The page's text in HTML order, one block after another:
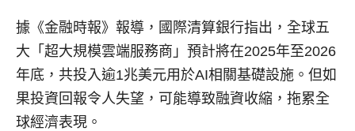
據《金融時報》報導，國際清算銀行指出，全球五
大「超大規模雲端服務商」預計將在2025年至2026
年底，共投入逾1兆美元用於AI相關基礎設施。但如
果投資回報令人失望，可能導致融資收縮，拖累全
球經濟表現。